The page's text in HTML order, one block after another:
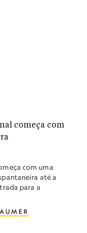
com uma
até a
para a